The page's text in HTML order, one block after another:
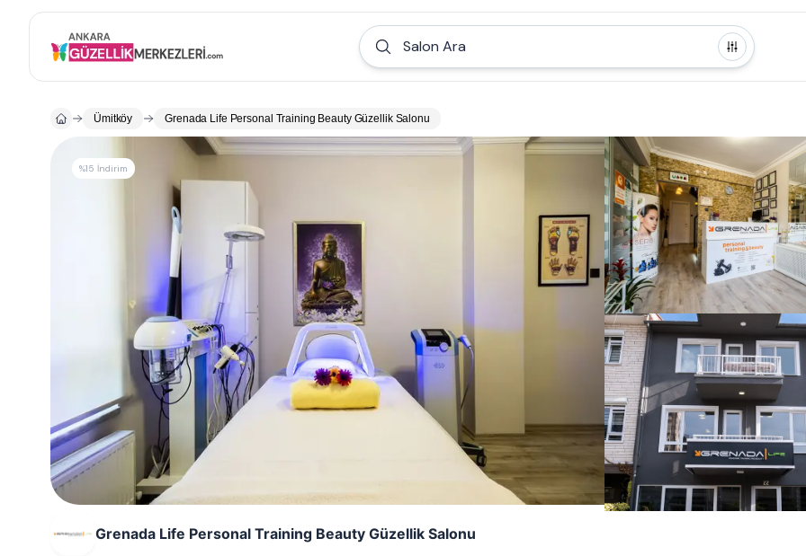
Salon Ara
Ümitköy Grenada Life Personal Training Beauty Güzellik Salonu
%15 İndirim
Grenada Life Personal Training Beauty Güzellik Salonu